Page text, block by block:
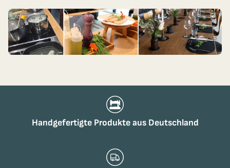
Handgefertigte Produkte aus Deutschland